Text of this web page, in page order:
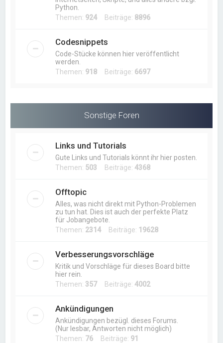
Python.
Themen: 924 Beiträge: 8896
Codesnippets
Code-Stücke können hier veröffentlicht
werden.
Themen: 918 Beiträge: 6697
Sonstige Foren
Links und Tutorials
Gute Links und Tutorials könnt ihr hier posten.
Themen: 503 Beiträge:4368
Offtopic
Alles, was nicht direkt mit Python-Problemen
zu tun hat. Dies ist auch der perfekte Platz
für Jobangebote.
Themen: 2314 Beiträge: 19628
Verbesserungsvorschläge
Kritik und Vorschläge für dieses Board bitte
hier rein.
Themen: 357Beiträge:4002
Ankündigungen
Ankündigungen bezügl. dieses Forums.
(Nur lesbar, Antworten nicht möglich)
Themen: 76 Beiträge: 91